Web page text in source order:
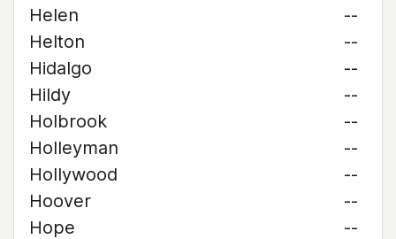
Helen
--
Helton
--
Hidalgo
--
Hildy
--
Holbrook
--
Holleyman
--
Hollywood
--
Hoover
--
Hope
--